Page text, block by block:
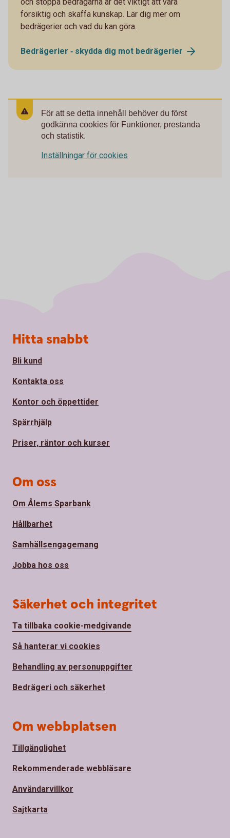
försiktig och skaffa kunskap. Lär dig mer om
bedrägerier och vad du kan göra.
Bedrägerier ‐ skydda dig mot bedrägerier
För att se detta innehåll behöver du först
godkänna cookies för Funktioner, prestanda
och statistik.
Inställningar för cookies
Sidfot
Hitta snabbt
Bli kund
Kontakta oss
Kontor och öppettider
Spärrhjälp
Priser, räntor och kurser
Om oss
Om Ålems Sparbank
Hållbarhet
Samhällsengagemang
Jobba hos oss
Säkerhet och integritet
Ta tillbaka cookie-medgivande
Så hanterar vi cookies
Behandling av personuppgifter
Bedrägeri och säkerhet
Om webbplatsen
Tillgänglighet
Rekommenderade webbläsare
Användarvillkor
Sajtkarta